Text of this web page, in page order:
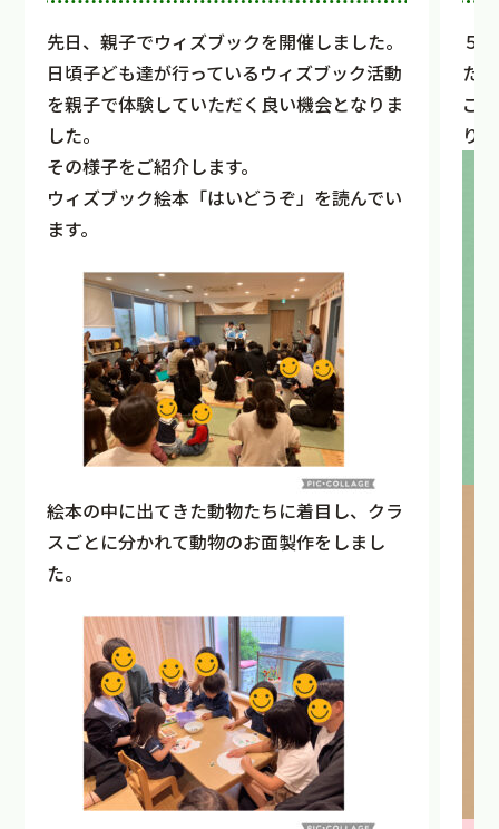
先日、親子でウィズブックを開催しました。
日頃子ども達が行っているウィズブック活動
を親子で体験していただく良い機会となりま
した。
その様子をご紹介します。
ウィズブック絵本「はいどうぞ」を読んでい
ます。
絵本の中に出てきた動物たちに着目し、クラ
スごとに分かれて動物のお面製作をしまし
た。
５
た。
こ
り、